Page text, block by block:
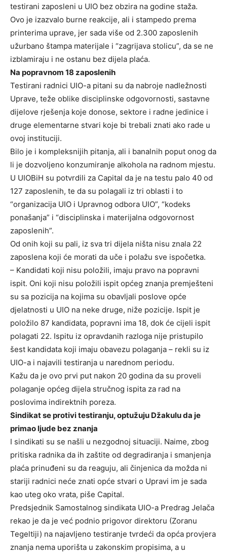
testirani zaposleni u UIO bez obzira na godine staža.
Ovo je izazvalo burne reakcije, ali i stampedo prema
printerima uprave, jer sada više od 2.300 zaposlenih
užurbano štampa materijale i “zagrijava stolicu”, da se ne
izblamiraju i ne ostanu bez dijela plaća.
Na popravnom 18 zaposlenih
Testirani radnici UIO-a pitani su da nabroje nadležnosti
Uprave, teže oblike disciplinske odgovornosti, sastavne
dijelove rješenja koje donose, sektore i radne jedinice i
druge elementarne stvari koje bi trebali znati ako rade u
ovoj instituciji.
Bilo je i kompleksnijih pitanja, ali i banalnih poput onog da
li je dozvoljeno konzumiranje alkohola na radnom mjestu.
U UIOBiH su potvrdili za Capital da je na testu palo 40 od
127 zaposlenih, te da su polagali iz tri oblasti i to
“organizacija UIO i Upravnog odbora UIO”, “kodeks
ponašanja” i “disciplinska i materijalna odgovornost
zaposlenih”.
Od onih koji su pali, iz sva tri dijela ništa nisu znala 22
zaposlena koji će morati da uče i polažu sve ispočetka.
– Kandidati koji nisu položili, imaju pravo na popravni
ispit. Oni koji nisu položili ispit općeg znanja premješteni
su sa pozicija na kojima su obavljali poslove opće
djelatnosti u UIO na neke druge, niže pozicije. Ispit je
položilo 87 kandidata, popravni ima 18, dok će cijeli ispit
polagati 22. Ispitu iz opravdanih razloga nije pristupilo
šest kandidata koji imaju obavezu polaganja – rekli su iz
UIO-a i najavili testiranja u narednom periodu.
Kažu da je ovo prvi put nakon 20 godina da su proveli
polaganje općeg dijela stručnog ispita za rad na
poslovima indirektnih poreza.
Sindikat se protivi testiranju, optužuju Džakulu da je
primao ljude bez znanja
I sindikati su se našli u nezgodnoj situaciji. Naime, zbog
pritiska radnika da ih zaštite od degradiranja i smanjenja
plaća prinuđeni su da reaguju, ali činjenica da možda ni
stariji radnici neće znati opće stvari o Upravi im je sada
kao uteg oko vrata, piše Capital.
Predsjednik Samostalnog sindikata UIO-a Predrag Jelača
rekao je da je već podnio prigovor direktoru (Zoranu
Tegeltiji) na najavljeno testiranje tvrdeći da opća provjera
znanja nema uporišta u zakonskim propisima, a u